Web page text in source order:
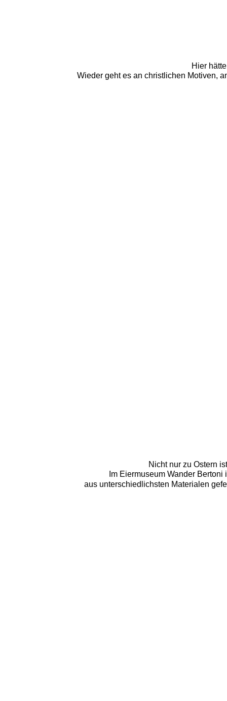
Hier
Wieder geht es an christlichen Motiven,
Nicht nur zu Ostern
Im Eiermuseum Wander
aus unterschiedlichsten Materialen